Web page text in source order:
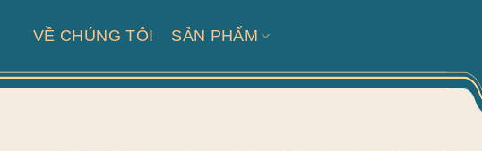
VỀ CHÚNG TÔI SẢN PHẨM